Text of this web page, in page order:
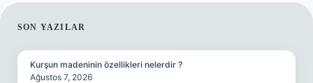
SIDEBAR
SON YAZILAR
Kurşun madeninin özellikleri nelerdir ?
Ağustos 7, 2026